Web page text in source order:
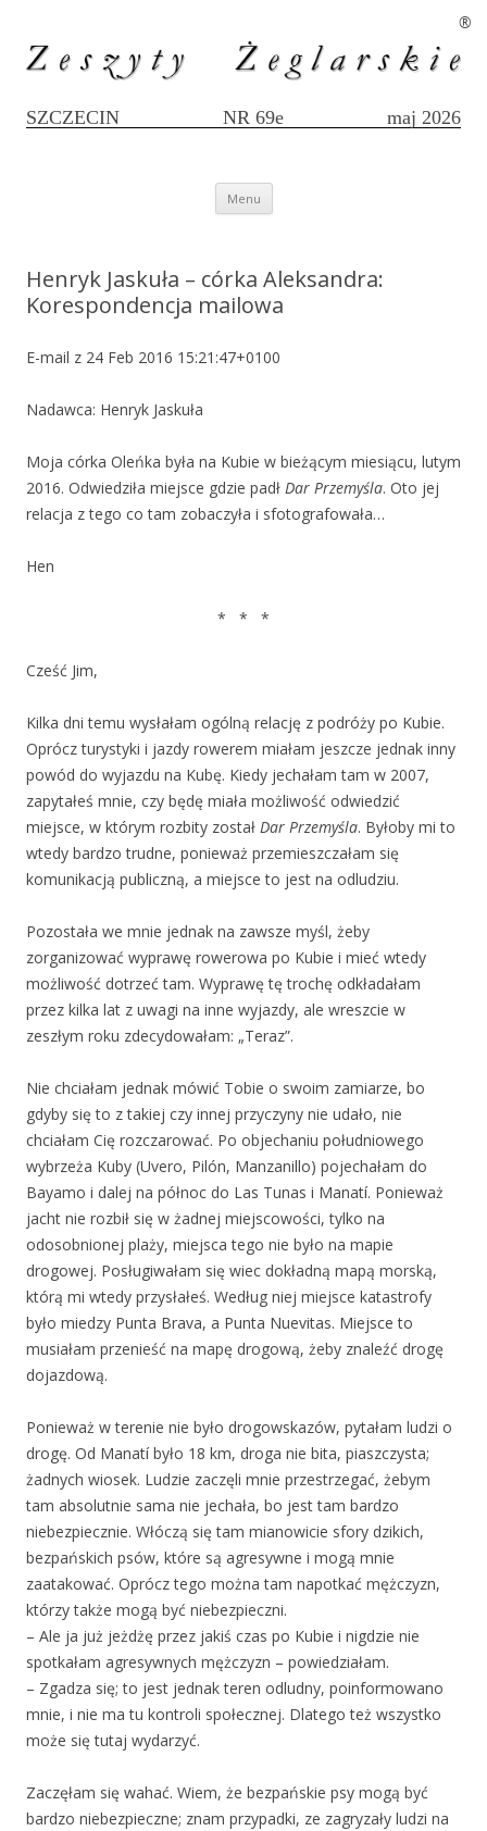
SZCZECIN NR 69e maj 2026
®
Menu Przejdź
Henryk Jaskuła – córka Aleksandra:
Korespondencja mailowa
E-mail z 24 Feb 2016 15:21:47+0100
Nadawca: Henryk Jaskuła
Moja córka Oleńka była na Kubie w bieżącym miesiącu, lutym
2016. Odwiedziła miejsce gdzie padł Dar Przemyśla. Oto jej
relacja z tego co tam zobaczyła i sfotografowała…
Hen
* * *
Cześć Jim,
Kilka dni temu wysłałam ogólną relację z podróży po Kubie.
Oprócz turystyki i jazdy rowerem miałam jeszcze jednak inny
powód do wyjazdu na Kubę. Kiedy jechałam tam w 2007,
zapytałeś mnie, czy będę miała możliwość odwiedzić
miejsce, w którym rozbity został Dar Przemyśla. Byłoby mi to
wtedy bardzo trudne, ponieważ przemieszczałam się
komunikacją publiczną, a miejsce to jest na odludziu.
Pozostała we mnie jednak na zawsze myśl, żeby
zorganizować wyprawę rowerowa po Kubie i mieć wtedy
możliwość dotrzeć tam. Wyprawę tę trochę odkładałam
przez kilka lat z uwagi na inne wyjazdy, ale wreszcie w
zeszłym roku zdecydowałam: „Teraz”.
Nie chciałam jednak mówić Tobie o swoim zamiarze, bo
gdyby się to z takiej czy innej przyczyny nie udało, nie
chciałam Cię rozczarować. Po objechaniu południowego
wybrzeża Kuby (Uvero, Pilón, Manzanillo) pojechałam do
Bayamo i dalej na północ do Las Tunas i Manatí. Ponieważ
jacht nie rozbił się w żadnej miejscowości, tylko na
odosobnionej plaży, miejsca tego nie było na mapie
drogowej. Posługiwałam się wiec dokładną mapą morską,
którą mi wtedy przysłałeś. Według niej miejsce katastrofy
było miedzy Punta Brava, a Punta Nuevitas. Miejsce to
musiałam przenieść na mapę drogową, żeby znaleźć drogę
dojazdową.
Ponieważ w terenie nie było drogowskazów, pytałam ludzi o
drogę. Od Manatí było 18 km, droga nie bita, piaszczysta;
żadnych wiosek. Ludzie zaczęli mnie przestrzegać, żebym
tam absolutnie sama nie jechała, bo jest tam bardzo
niebezpiecznie. Włóczą się tam mianowicie sfory dzikich,
bezpańskich psów, które są agresywne i mogą mnie
zaatakować. Oprócz tego można tam napotkać mężczyzn,
którzy także mogą być niebezpieczni.
– Ale ja już jeżdżę przez jakiś czas po Kubie i nigdzie nie
spotkałam agresywnych mężczyzn – powiedziałam.
– Zgadza się; to jest jednak teren odludny, poinformowano
mnie, i nie ma tu kontroli społecznej. Dlatego też wszystko
może się tutaj wydarzyć.
Zaczęłam się wahać. Wiem, że bezpańskie psy mogą być
bardzo niebezpieczne; znam przypadki, ze zagryzały ludzi na